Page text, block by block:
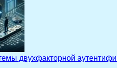
двухфакторной